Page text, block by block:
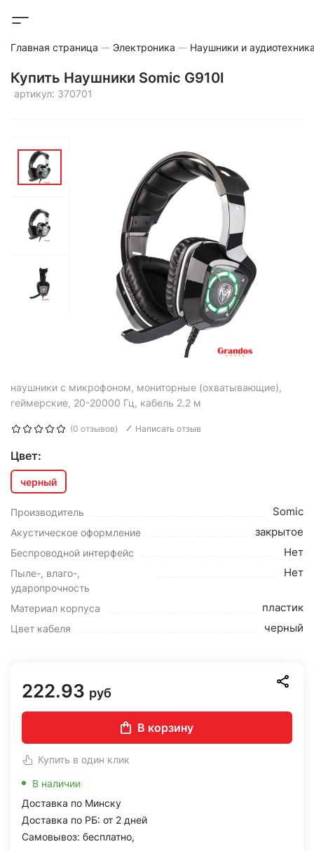
Главная страница Электроника Наушники и
Купить Наушники Somic G910I
артикул: 370701
наушники с микрофоном, мониторные (охватывающие),
геймерские, 20-20000 Гц, кабель 2.2 м
(0 отзывов) Написать отзыв
Цвет:
черный
Производитель Somic
Акустическое оформление закрытое
Беспроводной интерфейс Нет
Пыле-, влаго-,
ударопрочность
Нет
Материал корпуса пластик
Цвет кабеля черный
222.93 руб
В корзину
Купить в один клик
В наличии
Доставка по Минску
Доставка по РБ: от 2 дней
Самовывоз: бесплатно,